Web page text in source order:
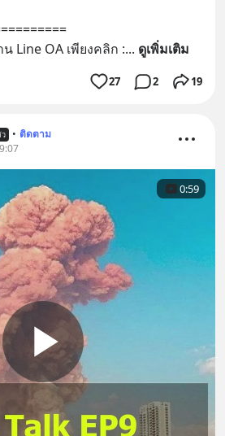
Line OA เพียงคลิก :... ดูเพิ่มเติม
27 2 19
• ติดตาม
0:59